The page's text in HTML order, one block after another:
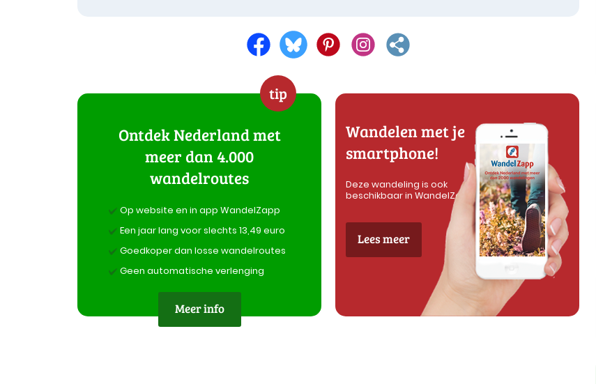
tip
Ontdek Nederland met
meer dan 4.000
wandelroutes
Op website en in app WandelZapp
Een jaar lang voor slechts 13,49 euro
Goedkoper dan losse wandelroutes
Geen automatische verlenging
Meer info
Wandelen met je
smartphone!
Deze wandeling is ook
beschikbaar in WandelZapp
Lees meer